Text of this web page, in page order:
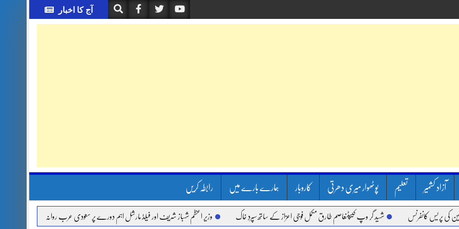
آج کا اخبار
آزاد کشمیر تعلیم پوٹھوار میری دھرتی کاروبار ہمارے بارے میں رابطہ کریں
شہید گر وپ کیپٹنعاصم طارق مکمل فوجی اعزاز کے ساتھ سپردِ خاک وزیر اعظم شہباز شریف اور فیلڈ مارشل اہم دورے پر سعودی عرب روانہ آئی ایم ایف مخصوص